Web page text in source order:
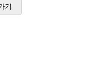
기